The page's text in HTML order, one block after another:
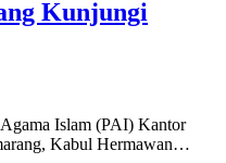
Kunjungi
Islam (PAI) Kantor
Kabul Hermawan…